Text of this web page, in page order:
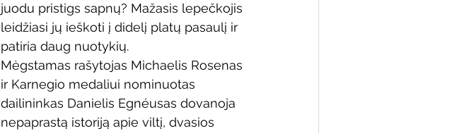
Kaimo bibliotekų renginiai
Žymios datos Mobilioji biblioteka
juodu pristigs sapnų? Mažasis lepečkojis
leidžiasi jų ieškoti į didelį platų pasaulį ir
patiria daug nuotykių.
Mėgstamas rašytojas Michaelis Rosenas
ir Karnegio medaliui nominuotas
dailininkas Danielis Egnéusas dovanoja
nepaprastą istoriją apie viltį, dvasios